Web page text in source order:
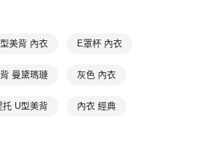
進行付款，方視為交易完成。
不需立刻繳費，但若您需要取消訂單，請聯絡
同意取消之訂單仍視為有效，需透過AFTEE先享
消欲退款等相關疑問，請聯繫「AFTEE先享後付
內提供個人資料，並將交易相關給付款項請求債
含以上)免運費
含以上)免運費
美背 內衣 E罩杯 內衣
曼黛瑪璉 灰色 內衣
托 U型美背 內衣 經典